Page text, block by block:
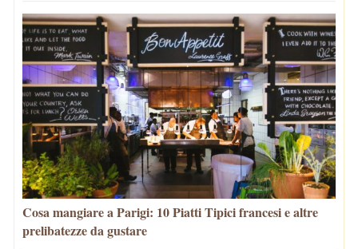
Cosa mangiare a Parigi: 10 Piatti Tipici francesi e altre
prelibatezze da gustare